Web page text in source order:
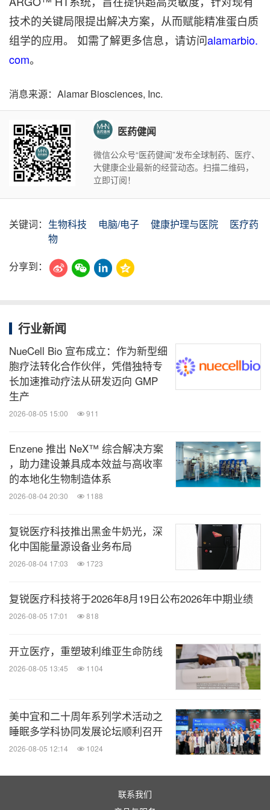
技术的关键局限提出解决方案，从而赋能精准蛋白质
组学的应用。 如需了解更多信息，请访问alamarbio.
com。
消息来源：Alamar Biosciences, Inc.
医药健闻
微信公众号“医药健闻”发布全球制药、医疗、
大健康企业最新的经营动态。扫描二维码，
立即订阅！
关键词： 生物科技 电脑/电子 健康护理与医院
医疗药
物
分享到：
行业新闻
NueCell Bio 宣布成立：作为新型细
胞疗法转化合作伙伴，凭借独特专
长加速推动疗法从研发迈向 GMP
生产
2026-08-05 15:00 911
Enzene 推出 NeX™ 综合解决方案
，助力建设兼具成本效益与高收率
的本地化生物制造体系
2026-08-04 20:30 1188
复锐医疗科技推出黑金牛奶光，深
化中国能量源设备业务布局
2026-08-04 17:03 1723
复锐医疗科技将于2026年8月19日公布2026年中期业绩
2026-08-05 17:01 818
开立医疗，重塑玻利维亚生命防线
2026-08-05 13:45 1104
美中宜和二十周年系列学术活动之
睡眠多学科协同发展论坛顺利召开
2026-08-05 12:14 1024
联系我们